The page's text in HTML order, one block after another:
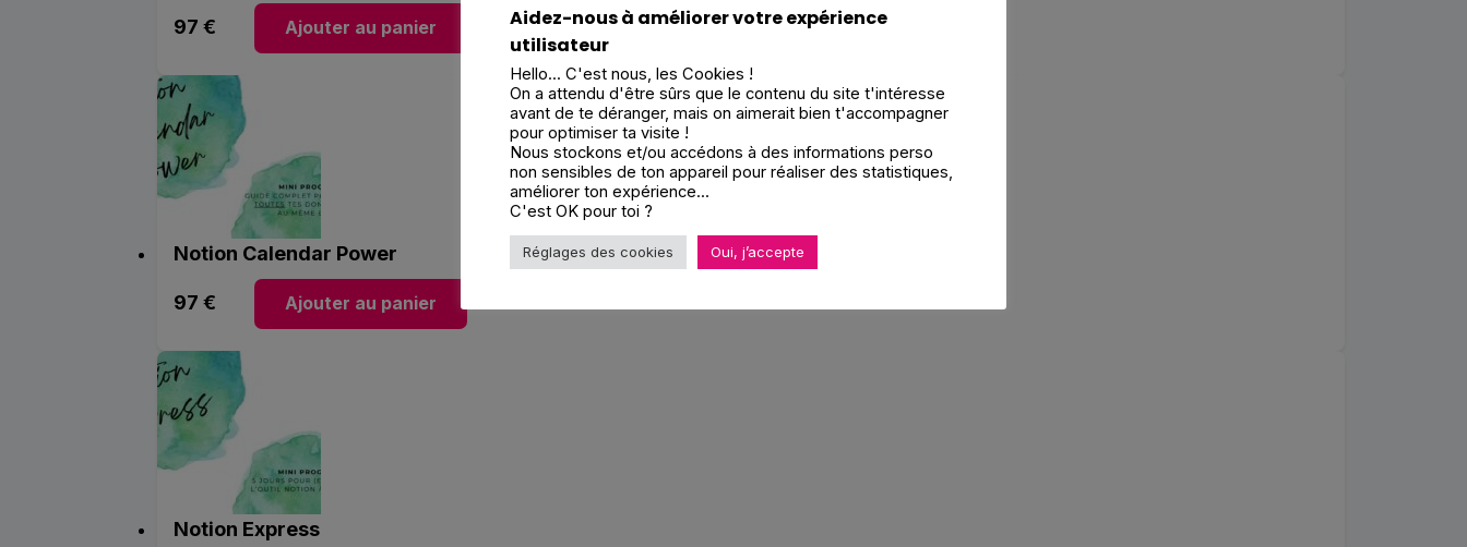
97 € Ajouter au panier
Notion Calendar Power
97 € Ajouter au panier
Notion Express
Aidez-nous à améliorer votre expérience
utilisateur
Hello... C'est nous, les Cookies !
On a attendu d'être sûrs que le contenu du site t'intéresse
avant de te déranger, mais on aimerait bien t'accompagner
pour optimiser ta visite !
Nous stockons et/ou accédons à des informations perso
non sensibles de ton appareil pour réaliser des statistiques,
améliorer ton expérience...
C'est OK pour toi ?
Réglages des cookies Oui, j’accepte